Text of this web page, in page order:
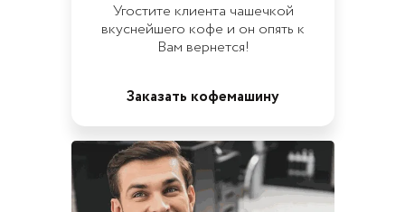
Угостите клиента чашечкой
вкуснейшего кофе и он опять к
Вам вернется!
Заказать кофемашину